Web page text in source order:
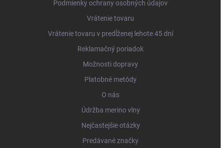
Podmienky ochrany osobných údajov
Vrátenie tovaru
Vrátenie tovaru v predĺženej lehote 45 dní
Reklamačný poriadok
Možnosti dopravy
Platobné metódy
O nás
Údržba merino vlny
Nejčastejšie otázky
Predávané značky